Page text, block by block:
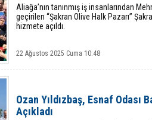
Aliağa’nın tanınmış iş insanlarından
geçirilen “Şakran Olive Halk Pazarı”
hizmete açıldı.
22 Ağustos 2025 Cuma 10:48
Ozan Yıldızbaş, Esnaf Odası
Açıkladı